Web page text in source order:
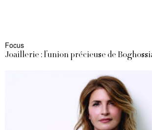
Focus
Joaillerie : l’union précieuse de